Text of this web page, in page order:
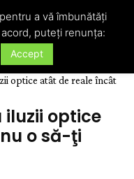
optice atât de reale încât
iluzii optice
o să-ţi
a vă îmbunătăți
puteți renunța:
Accept